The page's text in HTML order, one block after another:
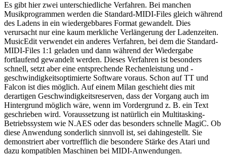
Es gibt hier zwei unterschiedliche Verfahren. Bei manchen
Musikprogrammen werden die Standard-MIDI-Files gleich während
des Ladens in ein wiedergebbares Format gewandelt. Dies
verursacht nur eine kaum merkliche Verlängerung der Ladenzeiten.
MusicEdit verwendet ein anderes Verfahren, bei dem die Standard-
MIDI-Files 1:1 geladen und dann während der Wiedergabe
fortlaufend gewandelt werden. Dieses Verfahren ist besonders
schnell, setzt aber eine entsprechende Rechenleistung und -
geschwindigkeitsoptimierte Software voraus. Schon auf TT und
Falcon ist dies möglich. Auf einem Milan geschieht dies mit
derartigen Geschwindigkeitsreserven, dass der Vorgang auch im
Hintergrund möglich wäre, wenn im Vordergrund z. B. ein Text
geschrieben wird. Voraussetzung ist natürlich ein Multitasking-
Betriebssystem wie N.AES oder das besonders schnelle MagiC. Ob
diese Anwendung sonderlich sinnvoll ist, sei dahingestellt. Sie
demonstriert aber vortrefflich die besondere Stärke des Atari und
dazu kompatiblen Maschinen bei MIDI-Anwendungen.